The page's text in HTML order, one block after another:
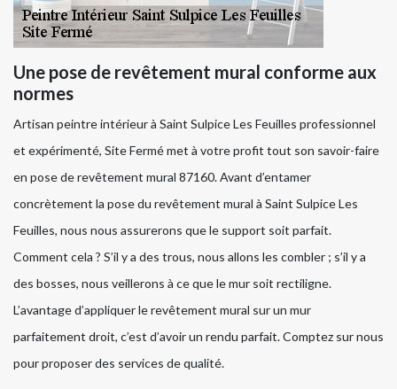
Une pose de revêtement mural conforme aux
normes
Artisan peintre intérieur à Saint Sulpice Les Feuilles professionnel
et expérimenté, Site Fermé met à votre profit tout son savoir-faire
en pose de revêtement mural 87160. Avant d’entamer
concrètement la pose du revêtement mural à Saint Sulpice Les
Feuilles, nous nous assurerons que le support soit parfait.
Comment cela ? S’il y a des trous, nous allons les combler ; s’il y a
des bosses, nous veillerons à ce que le mur soit rectiligne.
L’avantage d’appliquer le revêtement mural sur un mur
parfaitement droit, c’est d’avoir un rendu parfait. Comptez sur nous
pour proposer des services de qualité.